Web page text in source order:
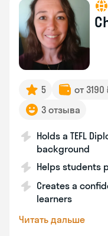
5 от
3 отзыва
Holds a TEFL
background
Helps students
Creates a
learners
Читать дальше